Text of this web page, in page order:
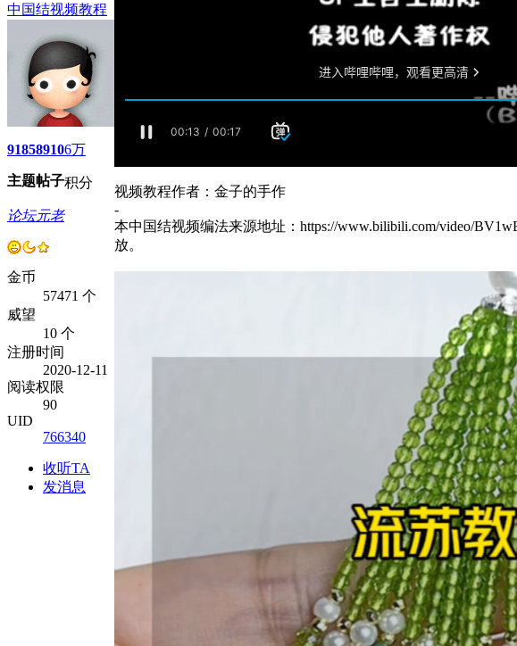
中国结视频教程
9185
主题
8910
帖子
6万
积分
论坛元老
金币
57471 个
威望
10 个
注册时间
2020-12-11
阅读权限
90
UID
766340
收听TA
发消息
视频教程作者：金子的手作
-
本中国结视频编法来源地址：https://www.bilibili.com/video/
放。